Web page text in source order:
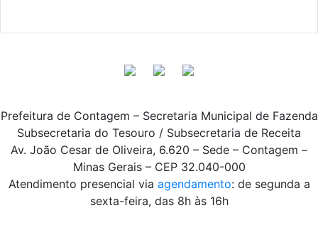
Prefeitura de Contagem – Secretaria Municipal de Fazenda
Subsecretaria do Tesouro / Subsecretaria de Receita
Av. João Cesar de Oliveira, 6.620 – Sede – Contagem –
Minas Gerais – CEP 32.040-000
Atendimento presencial via agendamento: de segunda a
sexta-feira, das 8h às 16h